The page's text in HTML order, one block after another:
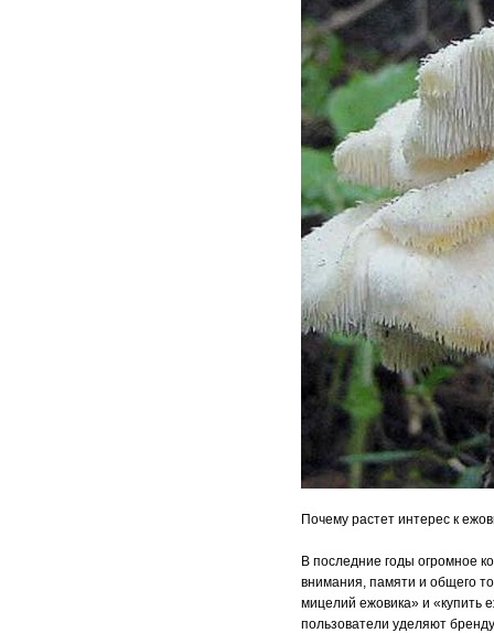
Почему растет интерес к
В последние годы огромное
внимания, памяти и общего
мицелий ежовика» и «купить
пользователи уделяют